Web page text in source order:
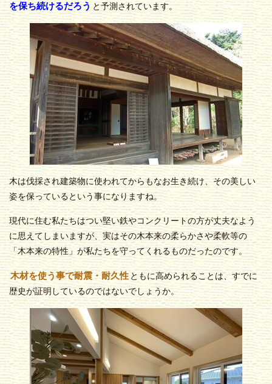
を保ち続けるだろう と予測されています。
木は伐採され建築物に使われてからもなお生き続け、その美しい
姿を保っているという事になりますね。
現代に住む私たちはつい堅い鉄やコンクリートの方が丈夫なよう
に思えてしまいますが、実はその木本来の柔らかさや柔軟等の
「木本来の特性」が私たちを守ってくれるものだったのです。
木材を使う事で耐震・耐久性ともに高められることは、すでに
歴史が証明しているのではないでしょうか。